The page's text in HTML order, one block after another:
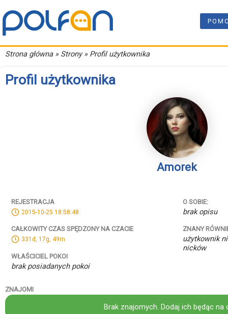
Strona główna» Strony » Profil użytkownika
Profil użytkownika
Amorek
REJESTRACJA
2015-10-25 18:58:48
CAŁKOWITY CZAS SPĘDZONY NA CZACIE
331d, 17g, 49m
WŁAŚCICIEL POKOI
brak posiadanych pokoi
O SOBIE:
brak opisu
ZNANY
użytkownik
nicków
ZNAJOMI
Brak znajomych. Dodaj ich będąc na